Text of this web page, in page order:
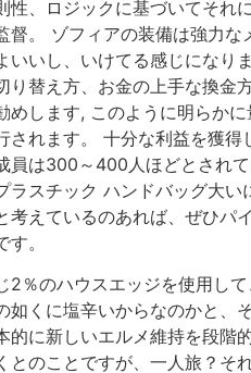
性、ロジックに基づいてそれ
督。 ゾフィアの装備は強力
いいし、いけてる感じになり
り替え方、お金の上手な換金
めします, このように明らか
されます。 十分な利益を獲得
員は300～400人ほどとされ
ラスチック ハンドバッグ大
考えているのあれば、ぜひパ
す。
2％のハウスエッジを使用し
如くに塩辛いからなのかと、
的に新しいエルメ維持を段階
とのことですが、一人旅？そ